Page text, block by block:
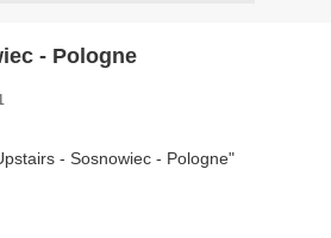
- Pologne